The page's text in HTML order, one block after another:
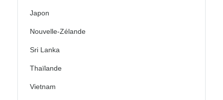
Japon
Nouvelle-Zélande
Sri Lanka
Thaïlande
Vietnam